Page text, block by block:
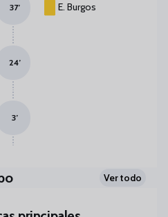
E. Burgos
37’
24’
3’
Ver todo